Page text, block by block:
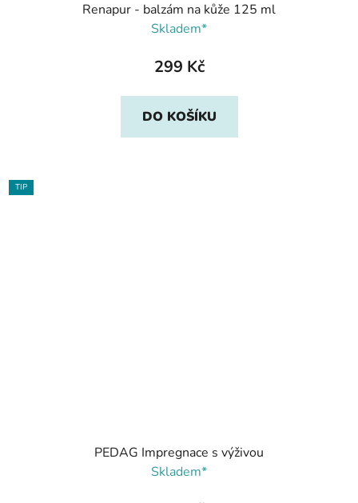
Renapur - balzám na kůže 125 ml
Skladem*
299 Kč
DO KOŠÍKU
TIP
PEDAG Impregnace s výživou
Skladem*